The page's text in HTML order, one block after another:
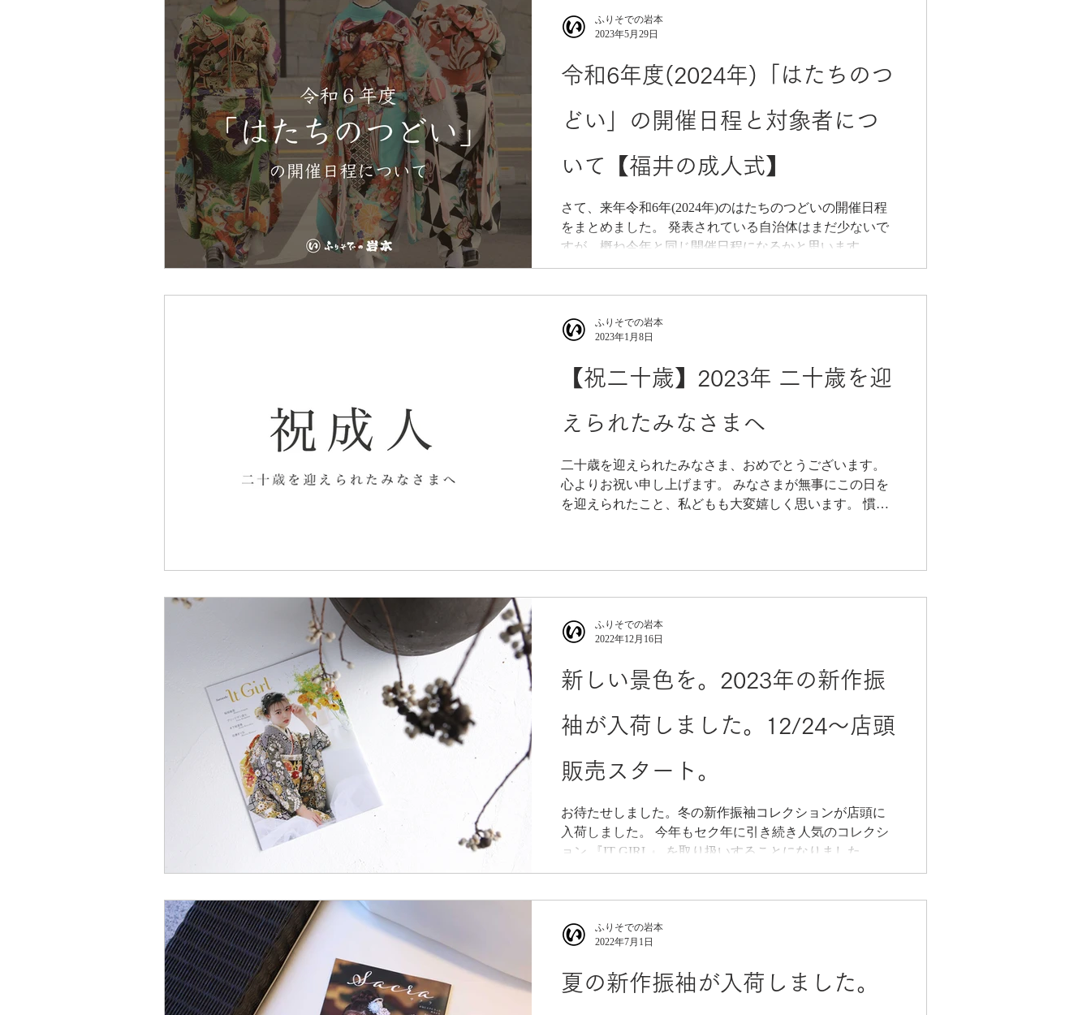
令和6年度(2024年)「はたちのつ
どい」の開催日程と対象者につ
いて【福井の成人式】
さて、来年令和6年(2024年)のはたちのつどいの開催日程
をまとめました。 発表されている自治体はまだ少ないで
すが、概ね今年と同じ開催日程になるかと思います。
ふりそでの岩本
2023年5月29日
【祝二十歳】2023年 二十歳を迎
えられたみなさまへ
二十歳を迎えられたみなさま、おめでとうございます。
心よりお祝い申し上げます。 みなさまが無事にこの日を
を迎えられたこと、私どもも大変嬉しく思います。 慣れ
ふりそでの岩本
2023年1月8日
新しい景色を。2023年の新作振
袖が入荷しました。12/24〜店頭
販売スタート。
お待たせしました。冬の新作振袖コレクションが店頭に
入荷しました。 今年もセク年に引き続き人気のコレクシ
ョン 『IT GIRL』 を取り扱いすることになりました。 前
回も大変ご好評いただき、完売の柄も多数ありました。
ふりそでの岩本
2022年12月16日
夏の新作振袖が入荷しました。
ふりそでの岩本
2022年7月1日